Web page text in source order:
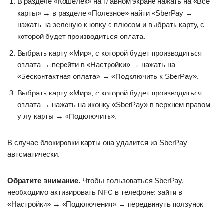
карты» → в разделе «Полезное» найти «SberPay →
нажать на зеленую кнопку с плюсом и выбрать карту, с
которой будет производиться оплата.
Выбрать карту «Мир», с которой будет производиться
оплата → перейти в «Настройки» → нажать на
«Бесконтактная оплата» → «Подключить к SberPay».
Выбрать карту «Мир», с которой будет производиться
оплата → нажать на иконку «SberPay» в верхнем правом
углу карты → «Подключить».
В случае блокировки карты она удалится из SberPay
автоматически.
Обратите внимание. Чтобы пользоваться SberPay,
необходимо активировать NFC в телефоне: зайти в
«Настройки» → «Подключения» → передвинуть ползунок